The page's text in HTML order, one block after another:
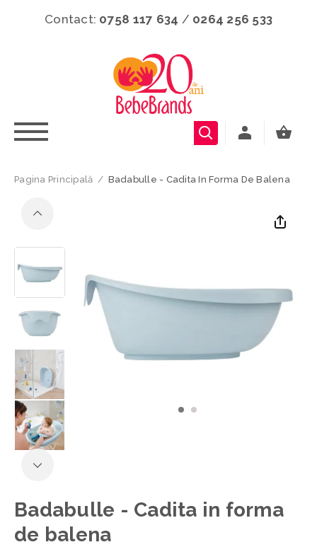
Contact: 0758 117 634 / 0264 256 533
Pagina Principală / Badabulle - Cadita In Forma De Balena
Badabulle - Cadita in forma
de balena